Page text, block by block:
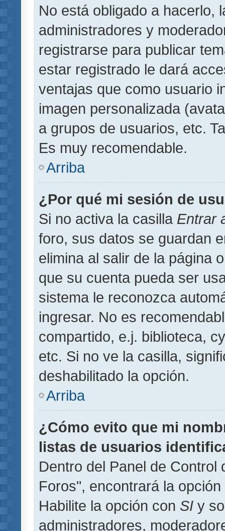
No está obligado a hacerlo,
administradores y
registrarse para publicar
estar registrado le dará
ventajas que como usuario
imagen personalizada
a grupos de usuarios, etc.
Es muy recomendable.
Arriba
¿Por qué mi sesión de
Si no activa la casilla Entrar
foro, sus datos se guardan
elimina al salir de la página
que su cuenta pueda ser
sistema le reconozca
ingresar. No es
compartido, e.j. biblioteca,
etc. Si no ve la casilla,
deshabilitado la opción.
Arriba
¿Cómo evito que mi
listas de usuarios
Dentro del Panel de
Foros", encontrará la opción
Habilite la opción con SI y
administradores,